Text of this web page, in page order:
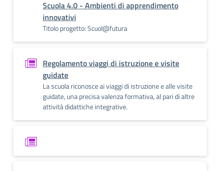
Scuola 4.0 - Ambienti di apprendimento
innovativi
Titolo progetto: Scuol@futura
Regolamento viaggi di istruzione e visite
guidate
La scuola riconosce ai viaggi di istruzione e alle visite
guidate, una precisa valenza formativa, al pari di altre
attività didattiche integrative.